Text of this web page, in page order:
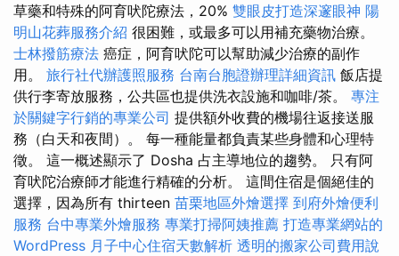
草藥和特殊的阿育吠陀療法，20% 雙眼皮打造深邃眼神 陽
明山花葬服務介紹 很困難，或最多可以用補充藥物治療。
士林撥筋療法 癌症，阿育吠陀可以幫助減少治療的副作
用。 旅行社代辦護照服務 台南台胞證辦理詳細資訊 飯店提
供行李寄放服務，公共區也提供洗衣設施和咖啡/茶。 專注
於關鍵字行銷的專業公司 提供額外收費的機場往返接送服
務（白天和夜間）。 每一種能量都負責某些身體和心理特
徵。 這一概述顯示了 Dosha 占主導地位的趨勢。 只有阿
育吠陀治療師才能進行精確的分析。 這間住宿是個絕佳的
選擇，因為所有 thirteen 苗栗地區外燴選擇 到府外燴便利
服務 台中專業外燴服務 專業打掃阿姨推薦 打造專業網站的
WordPress 月子中心住宿天數解析 透明的搬家公司費用說